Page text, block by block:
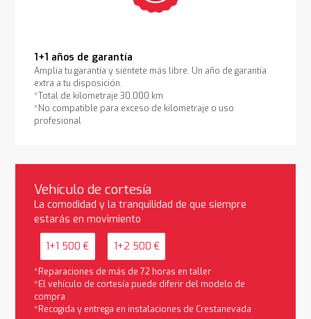
1+1 años de garantía
Amplía tu garantía y siéntete más libre. Un año de garantía
extra a tu disposición.
*Total de kilometraje 30.000 km
*No compatible para exceso de kilometraje o uso
profesional
Vehículo de cortesía
La comodidad y la tranquilidad de que siempre
estarás en movimiento
1+1 500 € 1+2 500 €
*Reparaciones de más de 72 horas en taller
*El vehículo de cortesía puede diferir del modelo de
compra
*Recogida y entrega en instalaciones de Crestanevada